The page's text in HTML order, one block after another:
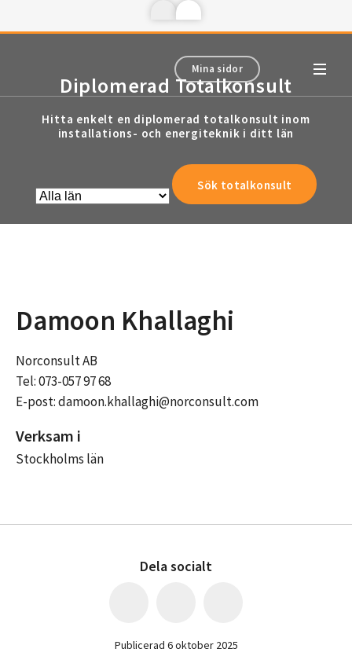
Mina sidor
Diplomerad Totalkonsult
Hitta enkelt en diplomerad totalkonsult inom
installations- och energiteknik i ditt län
Damoon Khallaghi
Norconsult AB
Tel: 073-057 97 68
E-post: damoon.khallaghi@norconsult.com
Verksam i
Stockholms län
Dela socialt
Publicerad 6 oktober 2025